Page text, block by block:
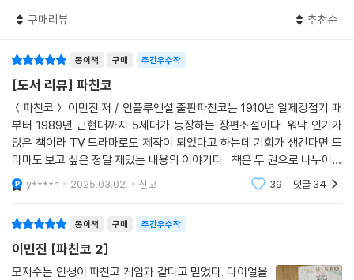
구매리뷰 추천순
종이책 구매 주간우수작
[도서 리뷰] 파친코
＜파친코＞ 이민진 저 / 인플루엔셜 출판파친코는 1910년 일제강점기 때
부터 1989년 근현대까지 5세대가 등장하는 장편소설이다. 워낙 인기가
많은 책이라 TV 드라마로도 제작이 되었다고 하는데 기회가 생긴다면 드
라마도 보고 싶은 정말 재밌는 내용의 이야기다. 책은 두 권으로 나누어진
것과 합본으로 된 것이 있었는데 나뉜 걸로 사면 가격이 조금 더 비싸지만
예쁜 표지 디자인이
y****n 2025.03.02. 신고 39 댓글 34
종이책 구매 주간우수작
이민진 [파친코 2]
모자수는 인생이 파친코 게임과 같다고 믿었다. 다이얼을